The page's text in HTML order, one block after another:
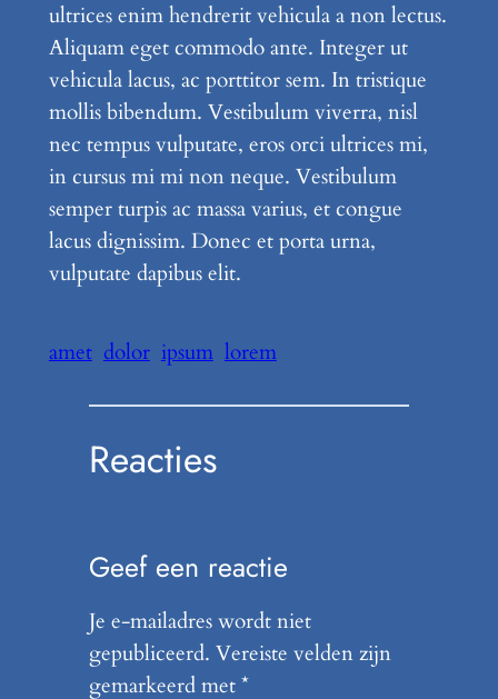
ultrices enim hendrerit vehicula a non lectus.
Aliquam eget commodo ante. Integer ut
vehicula lacus, ac porttitor sem. In tristique
mollis bibendum. Vestibulum viverra, nisl
nec tempus vulputate, eros orci ultrices mi,
in cursus mi mi non neque. Vestibulum
semper turpis ac massa varius, et congue
lacus dignissim. Donec et porta urna,
vulputate dapibus elit.
amet dolor ipsum lorem
Reacties
Geef een reactie
Je e-mailadres wordt niet
gepubliceerd. Vereiste velden zijn
gemarkeerd met*